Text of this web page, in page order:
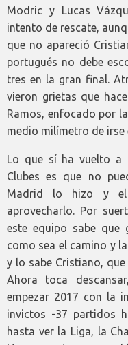
Modric y Lucas
intento de rescate,
que no apareció
portugués no debe
tres en la gran final.
vieron grietas que
Ramos, enfocado por
medio milímetro de
Lo que sí ha vuelto a
Clubes es que no
Madrid lo hizo y el
aprovecharlo. Por
este equipo sabe que
como sea el camino y
y lo sabe Cristiano,
Ahora toca
empezar 2017 con la
invictos -37 partidos
hasta ver la Liga, la